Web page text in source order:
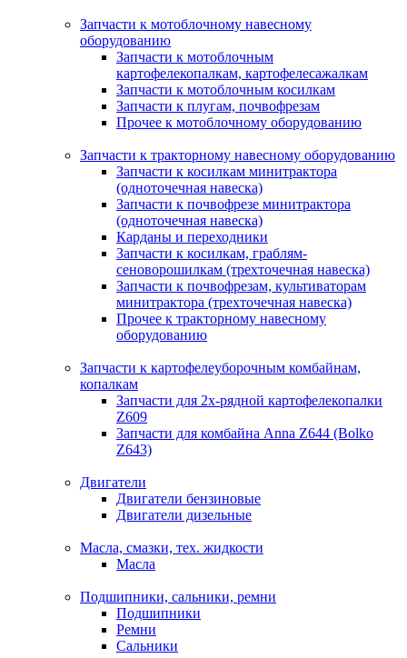
Запчасти к мотоблочному навесному
оборудованию
Запчасти к мотоблочным
картофелекопалкам, картофелесажалкам
Запчасти к мотоблочным косилкам
Запчасти к плугам, почвофрезам
Прочее к мотоблочному оборудованию
Запчасти к тракторному навесному оборудованию
Запчасти к косилкам минитрактора
(одноточечная навеска)
Запчасти к почвофрезе минитрактора
(одноточечная навеска)
Карданы и переходники
Запчасти к косилкам, граблям-
сеноворошилкам (трехточечная навеска)
Запчасти к почвофрезам, культиваторам
минитрактора (трехточечная навеска)
Прочее к тракторному навесному
оборудованию
Запчасти к картофелеуборочным комбайнам,
копалкам
Запчасти для 2х-рядной картофелекопалки
Z609
Запчасти для комбайна Anna Z644 (Bolko
Z643)
Двигатели
Двигатели бензиновые
Двигатели дизельные
Масла, смазки, тех. жидкости
Масла
Подшипники, сальники, ремни
Подшипники
Ремни
Сальники